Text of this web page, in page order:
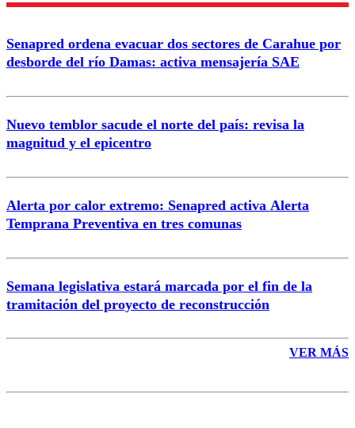
Correo
Senapred ordena evacuar dos sectores de Carahue por
desborde del río Damas: activa mensajería SAE
Nuevo temblor sacude el norte del país: revisa la
magnitud y el epicentro
Alerta por calor extremo: Senapred activa Alerta
Temprana Preventiva en tres comunas
Semana legislativa estará marcada por el fin de la
tramitación del proyecto de reconstrucción
VER MÁS